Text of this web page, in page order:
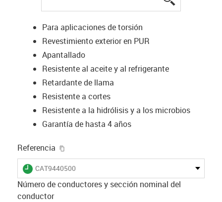
Para aplicaciones de torsión
Revestimiento exterior en PUR
Apantallado
Resistente al aceite y al refrigerante
Retardante de llama
Resistente a cortes
Resistente a la hidrólisis y a los microbios
Garantía de hasta 4 años
Referencia
igus-icon-lieferzeit
CAT9440500
Número de conductores y sección nominal del
conductor